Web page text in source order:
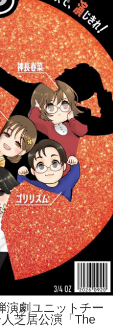
演劇ユニットチー
芝居公演「The
演劇ユニット チー
芝居公演「The